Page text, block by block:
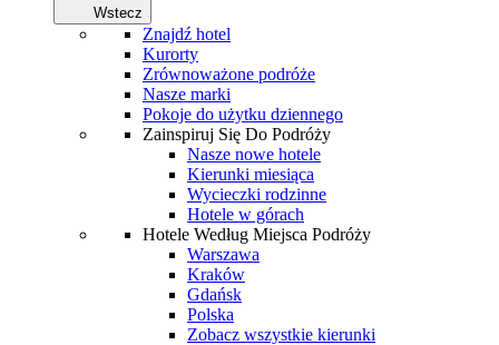
Wstecz
Znajdź hotel
Kurorty
Zrównoważone podróże
Nasze marki
Pokoje do użytku dziennego
Zainspiruj Się Do Podróży
Nasze nowe hotele
Kierunki miesiąca
Wycieczki rodzinne
Hotele w górach
Hotele Według Miejsca Podróży
Warszawa
Kraków
Gdańsk
Polska
Zobacz wszystkie kierunki